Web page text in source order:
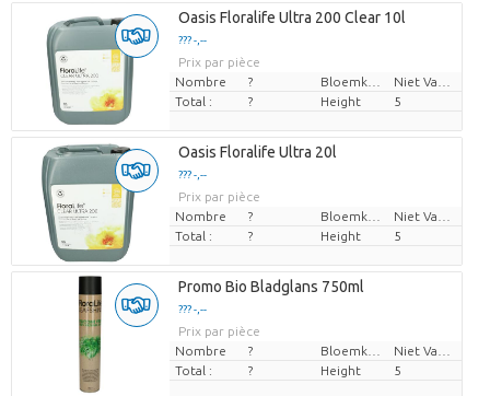
Oasis Floralife Ultra 200 Clear 10l
??? -,--
Prix par pièce
Nombre
?
Total :
? Height 5
Oasis Floralife Ultra 20l
??? -,--
Prix par pièce
Nombre
?
Total :
? Height 5
Promo Bio Bladglans 750ml
??? -,--
Prix par pièce
Nombre
?
Total :
? Height 5